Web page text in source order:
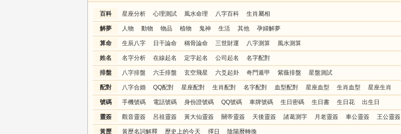
百科 星座分析 心理測試 風水命理 八字百科 生肖屬相
解夢 人物 動物 物品 植物 鬼神 生活 其他 孕婦解夢
算命 生辰八字 日干論命 稱骨論命 三世財運 八字測算 風水測算
姓名 名字分析 在線起名 定字起名 公司起名 名字配對
排盤 八字排盤 六壬排盤 玄空飛星 六爻起卦 奇門遁甲 紫薇排盤 星盤測試
配對 八字合婚 QQ配對 星座配對 生肖配對 名字配對 血型配對 星座血型 生肖血型 星座生肖
號碼 手機號碼 電話號碼 身份證號碼 QQ號碼 車牌號碼 生日密碼 生日書 生日花 出生日
靈簽 觀音靈簽 呂祖靈簽 黃大仙靈簽 關帝靈簽 天後靈簽 諸葛測字 月老靈簽 車公靈簽 王公靈簽
黃歷 黃歷名詞解釋 歷史上的今天 擇日 陰陽曆轉換